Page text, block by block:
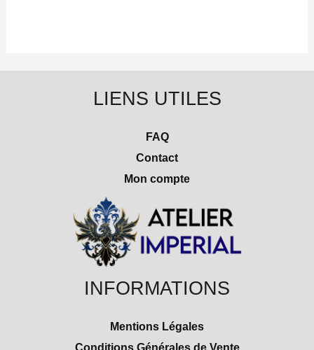
LIENS UTILES
FAQ
Contact
Mon compte
INFORMATIONS
Mentions Légales
Conditions Générales de Vente